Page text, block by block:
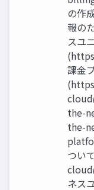
の作
報の
スユ
課金
the-
the-
つい
ネス